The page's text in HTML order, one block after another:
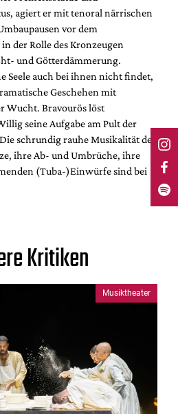
agiert er mit tenoral närrischen
vor dem
der Rolle des Kronzeugen
und Götterdämmerung.
Seele auch bei ihnen nicht findet,
Geschehen mit
Wucht. Bravourös löst
seine Aufgabe am Pult der
schrundig rauhe Musikalität der
ihre Ab- und Umbrüche, ihre
(Tuba-)Einwürfe sind bei
Kritiken
Musiktheater